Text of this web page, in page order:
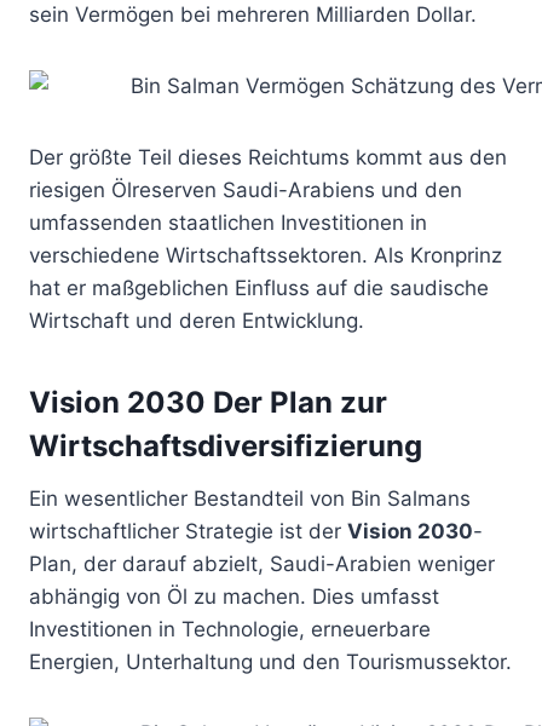
sein Vermögen bei mehreren Milliarden Dollar.
Der größte Teil dieses Reichtums kommt aus den
riesigen Ölreserven Saudi-Arabiens und den
umfassenden staatlichen Investitionen in
verschiedene Wirtschaftssektoren. Als Kronprinz
hat er maßgeblichen Einfluss auf die saudische
Wirtschaft und deren Entwicklung.
Vision 2030 Der Plan zur
Wirtschaftsdiversifizierung
Ein wesentlicher Bestandteil von Bin Salmans
wirtschaftlicher Strategie ist der Vision 2030-
Plan, der darauf abzielt, Saudi-Arabien weniger
abhängig von Öl zu machen. Dies umfasst
Investitionen in Technologie, erneuerbare
Energien, Unterhaltung und den Tourismussektor.